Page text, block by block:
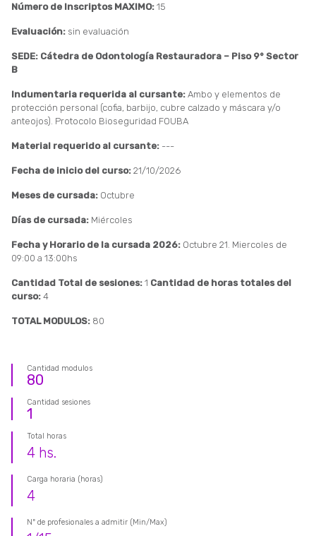
Número de Inscriptos MAXIMO: 15
Evaluación: sin evaluación
SEDE: Cátedra de Odontología Restauradora – Piso 9° Sector
B
Indumentaria requerida al cursante: Ambo y elementos de
protección personal (cofia, barbijo, cubre calzado y máscara y/o
anteojos). Protocolo Bioseguridad FOUBA
Material requerido al cursante: ---
Fecha de inicio del curso: 21/10/2026
Meses de cursada: Octubre
Días de cursada: Miércoles
Fecha y Horario de la cursada 2026: Octubre 21. Miercoles de
09:00 a 13:00hs
Cantidad Total de sesiones: 1 Cantidad de horas totales del
curso: 4
TOTAL MODULOS: 80
Cantidad modulos
80
Cantidad sesiones
1
Total horas
4 hs.
Carga horaria (horas)
4
Nº de profesionales a admitir (Min/Max)